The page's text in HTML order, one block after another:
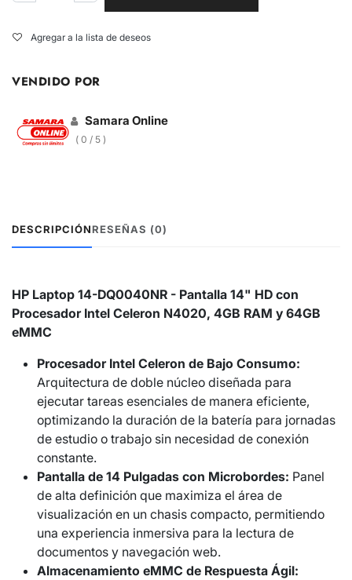
Agregar a la lista de deseos
VENDIDO POR
Samara Online
( 0 / 5 )
DESCRIPCIÓNRESEÑAS (0)
HP Laptop 14-DQ0040NR - Pantalla 14" HD con
Procesador Intel Celeron N4020, 4GB RAM y 64GB
eMMC
Procesador Intel Celeron de Bajo Consumo:
Arquitectura de doble núcleo diseñada para
ejecutar tareas esenciales de manera eficiente,
optimizando la duración de la batería para jornadas
de estudio o trabajo sin necesidad de conexión
constante.
Pantalla de 14 Pulgadas con Microbordes: Panel
de alta definición que maximiza el área de
visualización en un chasis compacto, permitiendo
una experiencia inmersiva para la lectura de
documentos y navegación web.
Almacenamiento eMMC de Respuesta Ágil: